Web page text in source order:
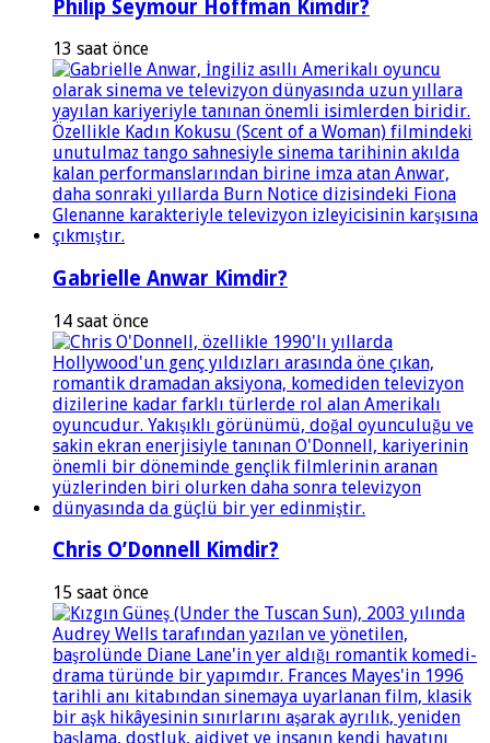
Philip Seymour Hoffman Kimdir?
13 saat önce
Gabrielle Anwar Kimdir?
14 saat önce
Chris O’Donnell Kimdir?
15 saat önce